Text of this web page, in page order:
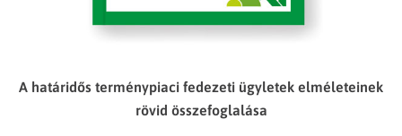
A határidős terménypiaci fedezeti ügyletek elméleteinek
rövid összefoglalása